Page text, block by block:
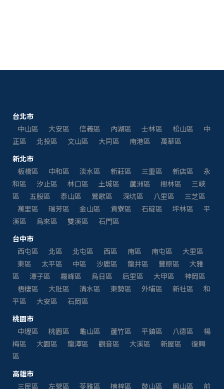
台北市
中山區
大安區 信義區 內湖區 士林區 松山區
中
正區
北投區 文山區 大同區 南港區
萬華區
新北市
板橋區
中和區 淡水區 新莊區 三重區 新店區
永
和區
汐止區 林口區 土城區 蘆洲區 樹林區
三峽
區
五股區 泰山區 鶯歌區 深坑區 八里區
三芝區
萬里區
瑞芳區 金山區 貢寮區 石碇區 坪林區
平
溪區
烏來區 雙溪區
石門區
台中市
西屯區
北區 北屯區 西區 南區 南屯區
大里區
東區
太平區 中區 沙鹿區 龍井區 豐原區
大雅
區
潭子區 霧峰區 烏日區 后里區 大甲區
神岡區
梧棲區
大肚區 清水區 東勢區 外埔區 新社區
和
平區
大安區
石岡區
桃園市
中壢區
桃園區 龜山區 蘆竹區 平鎮區 八德區
楊
梅區
大園區 龍潭區 觀音區 大溪區 新屋區
復興
區
高雄市
三民區
左營區 苓雅區 楠梓區 鼓山區 鳳山區 前